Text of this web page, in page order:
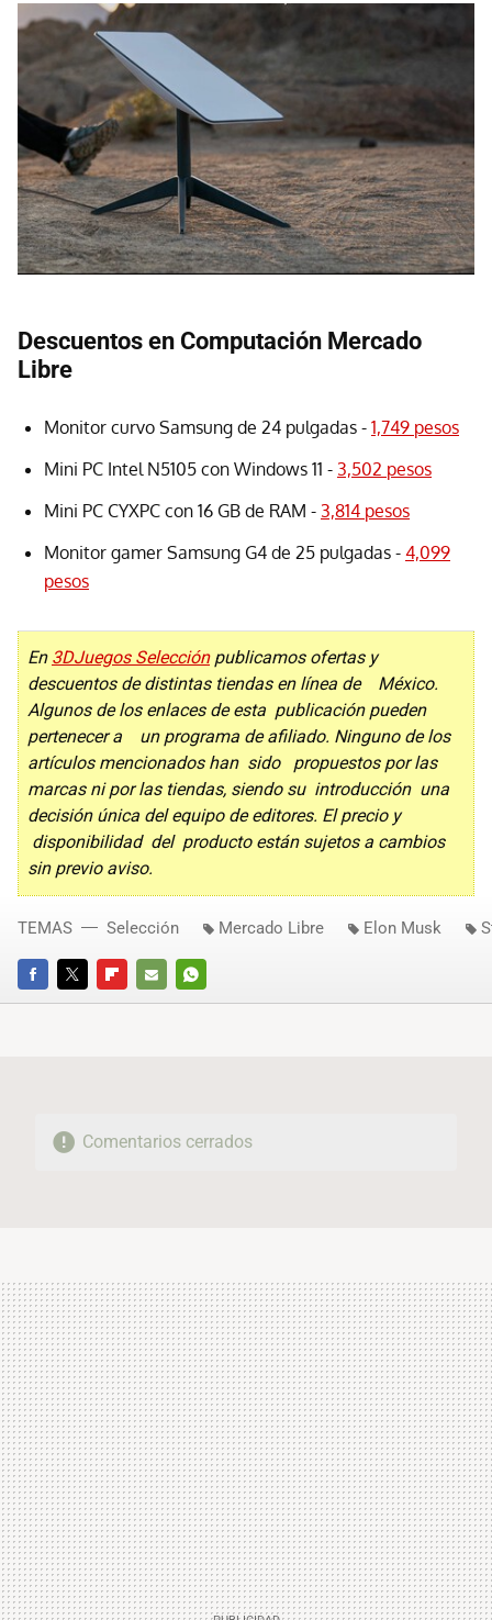
Descuentos en Computación Mercado
Libre
Monitor curvo Samsung de 24 pulgadas - 1,749 pesos
Mini PC Intel N5105 con Windows 11 - 3,502 pesos
Mini PC CYXPC con 16 GB de RAM - 3,814 pesos
Monitor gamer Samsung G4 de 25 pulgadas - 4,099
pesos
En 3DJuegos Selecciónpublicamos ofertas y
descuentos de distintas tiendas en línea de México.
Algunos de los enlaces de esta publicación pueden
pertenecer a un programa de afiliado. Ninguno de los
artículos mencionados han sido propuestos por las
marcas ni por las tiendas, siendo su introducción una
decisión única del equipo de editores. El precio y
disponibilidad del producto están sujetos a cambios
sin previo aviso.
FACEBOOKTWITTERFLIPBOARD
E-
WHATSAPP
TEMAS Selección Mercado Libre Elon Musk
Comentarios cerrados